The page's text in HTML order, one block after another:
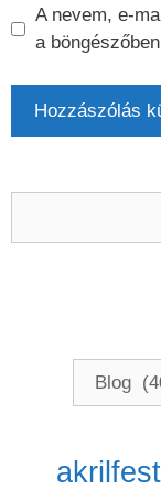
A nevem, e-
a